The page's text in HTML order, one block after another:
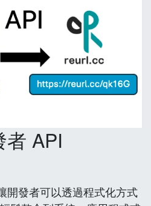
者 API
開發者可以透過程式化方式